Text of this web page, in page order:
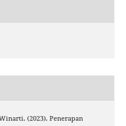
(2023). Penerapan